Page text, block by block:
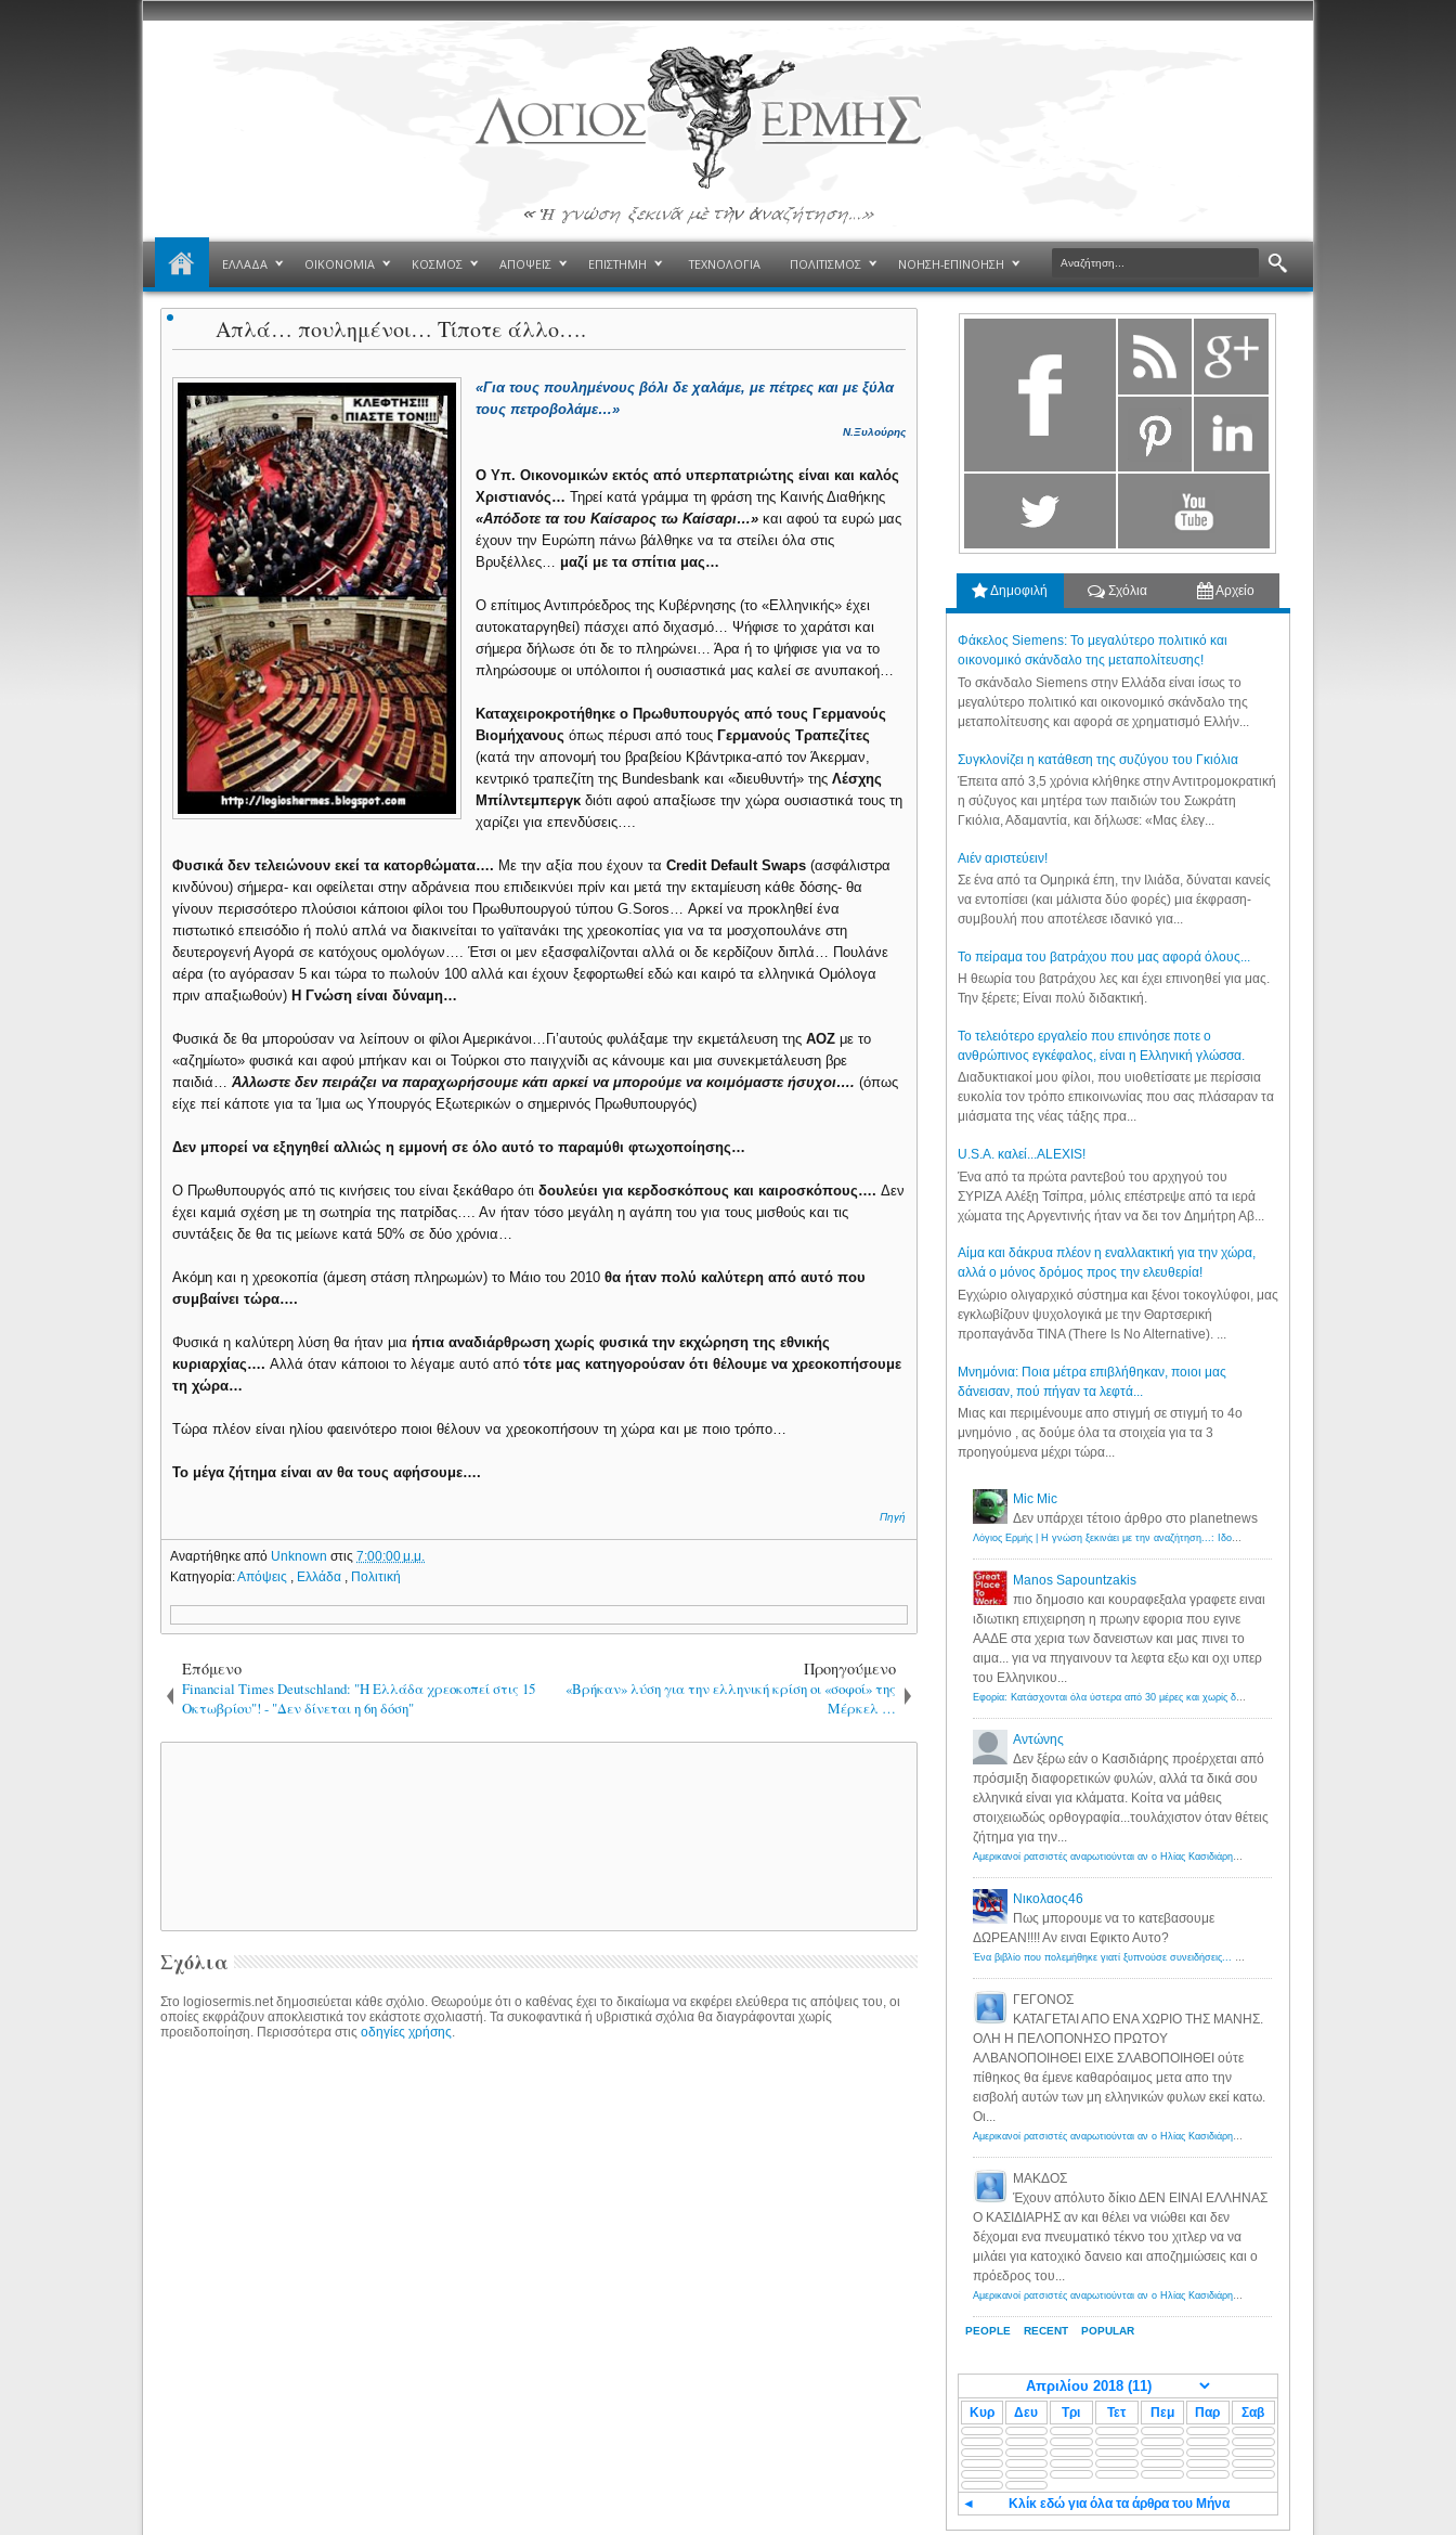
ΕΛΛΑΔΑ ΟΙΚΟΝΟΜΙΑ ΚΟΣΜΟΣ ΑΠΟΨΕΙΣ ΕΠΙΣΤΗΜΗ ΤΕΧΝΟΛΟΓΙΑ ΠΟΛΙΤΙΣΜΟΣ ΝΟΗΣΗ-ΕΠΙΝΟΗΣΗ
Aπλά… πουλημένοι… Τίποτε άλλο….
«Για τους πουλημένους βόλι δε χαλάμε, με πέτρες και με ξύλα
τους πετροβολάμε…»
Ν.Ξυλούρης
Ο Υπ. Οικονομικών εκτός από υπερπατριώτης είναι και καλός
Χριστιανός…Τηρεί κατά γράμμα τη φράση της Καινής Διαθήκης
«Απόδοτε τα του Καίσαρος τω Καίσαρι…» και αφού τα ευρώ μας
έχουν την Ευρώπη πάνω βάλθηκε να τα στείλει όλα στις
Βρυξέλλες… μαζί με τα σπίτια μας…
Ο επίτιμος Αντιπρόεδρος της Κυβέρνησης (το «Ελληνικής» έχει
αυτοκαταργηθεί) πάσχει από διχασμό… Ψήφισε το χαράτσι και
σήμερα δήλωσε ότι δε το πληρώνει… Άρα ή το ψήφισε για να το
πληρώσουμε οι υπόλοιποι ή ουσιαστικά μας καλεί σε ανυπακοή…
Καταχειροκροτήθηκε ο Πρωθυπουργός από τους Γερμανούς
Βιομήχανουςόπως πέρυσι από τους Γερμανούς Τραπεζίτες
(κατά την απονομή του βραβείου Κβάντρικα-από τον Άκερμαν,
κεντρικό τραπεζίτη της Bundesbank και «διευθυντή» τηςΛέσχης
Μπίλντεμπεργκ διότι αφού απαξίωσε την χώρα ουσιαστικά τους τη
χαρίζει για επενδύσεις….
Φυσικά δεν τελειώνουν εκεί τα κατορθώματα…. Με την αξία που έχουν τα Credit Default Swaps(ασφάλιστρα
κινδύνου) σήμερα- και οφείλεται στην αδράνεια που επιδεικνύει πρίν και μετά την εκταμίευση κάθε δόσης- θα
γίνουν περισσότερο πλούσιοι κάποιοι φίλοι του Πρωθυπουργού τύπου G.Soros… Αρκεί να προκληθεί ένα
πιστωτικό επεισόδιο ή πολύ απλά να διακινείται το γαϊτανάκι της χρεοκοπίας για να τα μοσχοπουλάνε στη
δευτερογενή Αγορά σε κατόχους ομολόγων…. Έτσι οι μεν εξασφαλίζονται αλλά οι δε κερδίζουν διπλά… Πουλάνε
αέρα (το αγόρασαν 5 και τώρα το πωλούν 100 αλλά και έχουν ξεφορτωθεί εδώ και καιρό τα ελληνικά Ομόλογα
πριν απαξιωθούν) Η Γνώση είναι δύναμη…
Φυσικά δε θα μπορούσαν να λείπουν οι φίλοι Αμερικάνοι…Γι’αυτούς φυλάξαμε την εκμετάλευση τηςΑΟΖ με το
«αζημίωτο» φυσικά και αφού μπήκαν και οι Τούρκοι στο παιγχνίδι ας κάνουμε και μια συνεκμετάλευση βρε
παιδιά…Άλλωστε δεν πειράζει να παραχωρήσουμε κάτι αρκεί να μπορούμε να κοιμόμαστε ήσυχοι…. (όπως
είχε πεί κάποτε για τα Ίμια ως Υπουργός Εξωτερικών ο σημερινός Πρωθυπουργός)
Δεν μπορεί να εξηγηθεί αλλιώς η εμμονή σε όλο αυτό το παραμύθι φτωχοποίησης…
Ο Πρωθυπουργός από τις κινήσεις του είναι ξεκάθαρο ότι δουλεύει για κερδοσκόπους και καιροσκόπους….Δεν
έχει καμιά σχέση με τη σωτηρία της πατρίδας…. Αν ήταν τόσο μεγάλη η αγάπη του για τους μισθούς και τις
συντάξεις δε θα τις μείωνε κατά 50% σε δύο χρόνια…
Ακόμη και η χρεοκοπία (άμεση στάση πληρωμών) το Μάιο του 2010θα ήταν πολύ καλύτερη από αυτό που
συμβαίνει τώρα….
Φυσικά η καλύτερη λύση θα ήταν μια ήπια αναδιάρθρωση χωρίς φυσικά την εκχώρηση της εθνικής
κυριαρχίας….Αλλά όταν κάποιοι το λέγαμε αυτό απότότε μας κατηγορούσαν ότι θέλουμε να χρεοκοπήσουμε
τη χώρα…
Τώρα πλέον είναι ηλίου φαεινότερο ποιοι θέλουν να χρεοκοπήσουν τη χώρα και με ποιο τρόπο…
Το μέγα ζήτημα είναι αν θα τους αφήσουμε….
Πηγή
Αναρτήθηκε από Unknownστις7:00:00 μ.μ.
Κατηγορία:Απόψεις Ελλάδα Πολιτική
Επόμενο
Financial Times Deutschland: "Η Ελλάδα χρεοκοπεί στις 15
Οκτωβρίου"! - "Δεν δίνεται η 6η δόση"
Προηγούμενο
«Βρήκαν» λύση για την ελληνική κρίση οι «σοφοί» της
Μέρκελ …
Σχόλια
Στο logiosermis.net δημοσιεύεται κάθε σχόλιο. Θεωρούμε ότι ο καθένας έχει το δικαίωμα να εκφέρει ελεύθερα τις απόψεις του, οι
οποίες εκφράζουν αποκλειστικά τον εκάστοτε σχολιαστή. Τα συκοφαντικά ή υβριστικά σχόλια θα διαγράφονται χωρίς
προειδοποίηση. Περισσότερα στιςοδηγίες χρήσης
Δημοφιλή Σχόλια Αρχείο
Φάκελος Siemens: Το μεγαλύτερο πολιτικό και
οικονομικό σκάνδαλο της μεταπολίτευσης!
Το σκάνδαλο Siemens στην Ελλάδα είναι ίσως το
μεγαλύτερο πολιτικό και οικονομικό σκάνδαλο της
μεταπολίτευσης και αφορά σε χρηματισμό Ελλήν...
Συγκλονίζει η κατάθεση της συζύγου του Γκιόλια
Έπειτα από 3,5 χρόνια κλήθηκε στην Αντιτρομοκρατική
η σύζυγος και μητέρα των παιδιών του Σωκράτη
Γκιόλια, Αδαμαντία, και δήλωσε: «Μας έλεγ...
Aιέν αριστεύειν!
Σε ένα από τα Ομηρικά έπη, την Ιλιάδα, δύναται κανείς
να εντοπίσει (και μάλιστα δύο φορές) μια έκφραση-
συμβουλή που αποτέλεσε ιδανικό για...
Το πείραμα του βατράχου που μας αφορά όλους...
Η θεωρία του βατράχου λες και έχει επινοηθεί για μας.
Την ξέρετε; Είναι πολύ διδακτική.
Το τελειότερο εργαλείο που επινόησε ποτε ο
ανθρώπινος εγκέφαλος, είναι η Ελληνική γλώσσα.
Διαδυκτιακοί μου φίλοι, που υιοθετίσατε με περίσσια
ευκολία τον τρόπο επικοινωνίας που σας πλάσαραν τα
μιάσματα της νέας τάξης πρα...
U.S.A. καλεί...ALEXIS!
Ένα από τα πρώτα ραντεβού του αρχηγού του
ΣΥΡΙΖΑ Αλέξη Τσίπρα, μόλις επέστρεψε από τα ιερά
χώματα της Αργεντινής ήταν να δει τον Δημήτρη Αβ...
Αίμα και δάκρυα πλέον η εναλλακτική για την χώρα,
αλλά ο μόνος δρόμος προς την ελευθερία!
Εγχώριο ολιγαρχικό σύστημα και ξένοι τοκογλύφοι, μας
εγκλωβίζουν ψυχολογικά με την Θαρτσερική
προπαγάνδα TINA (There Is No Alternative). ...
Μνημόνια: Ποια μέτρα επιβλήθηκαν, ποιοι μας
δάνεισαν, πού πήγαν τα λεφτά...
Μιας και περιμένουμε απο στιγμή σε στιγμή το 4ο
μνημόνιο , ας δούμε όλα τα στοιχεία για τα 3
προηγούμενα μέχρι τώρα...
PEOPLE RECENT POPULAR
Mic Mic
Δεν υπάρχει τέτοιο άρθρο στο planetnews
Λόγιος Ερμής | Η γνώση ξεκινάει με την αναζήτηση...: Ιδού οι 18 που χρωστούν 11 δις ευρώ!
Manos Sapountzakis
πιο δημοσιο και κουραφεξαλα γραφετε ειναι
ιδιωτικη επιχειρηση η πρωην εφορια που εγινε
ΑΑΔΕ στα χερια των δανειστων και μας πινει το
αιμα... για να πηγαινουν τα λεφτα εξω και οχι υπερ
του Ελληνικου...
Εφορία: Κατάσχονται όλα ύστερα από 30 μέρες και χωρίς δικαστικές αποφάσεις - Λόγιος Ερμής
Αντώνης
Δεν ξέρω εάν ο Κασιδιάρης προέρχεται από
πρόσμιξη διαφορετικών φυλών, αλλά τα δικά σου
ελληνικά είναι για κλάματα. Κοίτα να μάθεις
στοιχειωδώς ορθογραφία...τουλάχιστον όταν θέτεις
ζήτημα για την...
Αμερικανοί ρατσιστές αναρωτιούνται αν ο Ηλίας Κασιδιάρης ανήκει στη λευκή φυλή... - Λόγιος Ερμής
Νικολαος46
Πως μπορουμε να το κατεβασουμε
ΔΩΡΕΑΝ!!!! Αν ειναι Εφικτο Αυτο?
Ένα βιβλίο που πολεμήθηκε γιατί ξυπνούσε συνειδήσεις... - Λόγιος Ερμής | Η γνώση ξεκινάει με την αναζήτηση...
ΓΕΓΟΝΟΣ
ΚΑΤΑΓΕΤΑΙ ΑΠΟ ΕΝΑ ΧΩΡΙΟ ΤΗΣ ΜΑΝΗΣ.
ΟΛΗ Η ΠΕΛΟΠΟΝΗΣΟ ΠΡΩΤΟΥ
ΑΛΒΑΝΟΠΟΙΗΘΕΙ ΕΙΧΕ ΣΛΑΒΟΠΟΙΗΘΕΙ ούτε
πίθηκος θα έμενε καθαρόαιμος μετα απο την
εισβολή αυτών των μη ελληνικών φυλων εκεί κατω.
Οι...
Αμερικανοί ρατσιστές αναρωτιούνται αν ο Ηλίας Κασιδιάρης ανήκει στη λευκή φυλή... - Λόγιος Ερμής
ΜΑΚΔΟΣ
Έχουν απόλυτο δίκιο ΔΕΝ ΕΙΝΑΙ ΕΛΛΗΝΑΣ
Ο ΚΑΣΙΔΙΑΡΗΣ αν και θέλει να νιώθει και δεν
δέχομαι ενα πνευματικό τέκνο του χιτλερ να να
μιλάει για κατοχικό δανειο και αποζημιώσεις και ο
πρόεδρος του...
Αμερικανοί ρατσιστές αναρωτιούνται αν ο Ηλίας Κασιδιάρης ανήκει στη λευκή φυλή... - Λόγιος Ερμής
Κυρ Δευ Τρι Τετ Πεμ Παρ Σαβ
◄ Κλίκ εδώ για όλα τα άρθρα του Μήνα